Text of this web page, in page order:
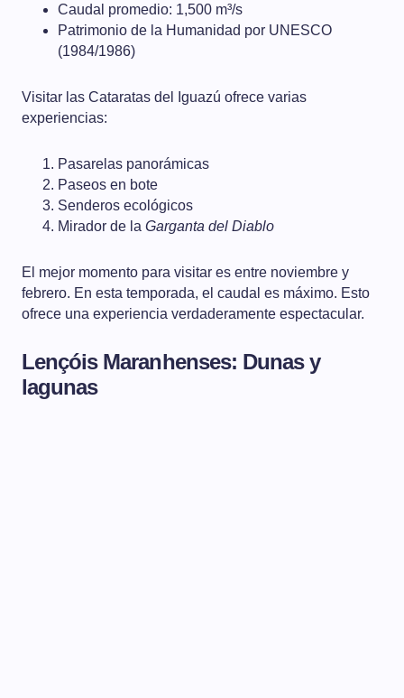
Caudal promedio: 1,500 m³/s
Patrimonio de la Humanidad por UNESCO
(1984/1986)
Visitar las Cataratas del Iguazú ofrece varias
experiencias:
Pasarelas panorámicas
Paseos en bote
Senderos ecológicos
Mirador de la Garganta del Diablo
El mejor momento para visitar es entre noviembre y
febrero. En esta temporada, el caudal es máximo. Esto
ofrece una experiencia verdaderamente espectacular.
Lençóis Maranhenses: Dunas y
lagunas